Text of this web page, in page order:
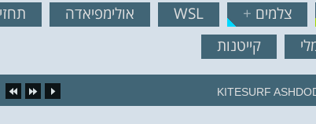
לרשימת תפוצה!נשמח לשלוח לך צלמים +
WSL אולימפיאדה
קייטנות
KITESURF